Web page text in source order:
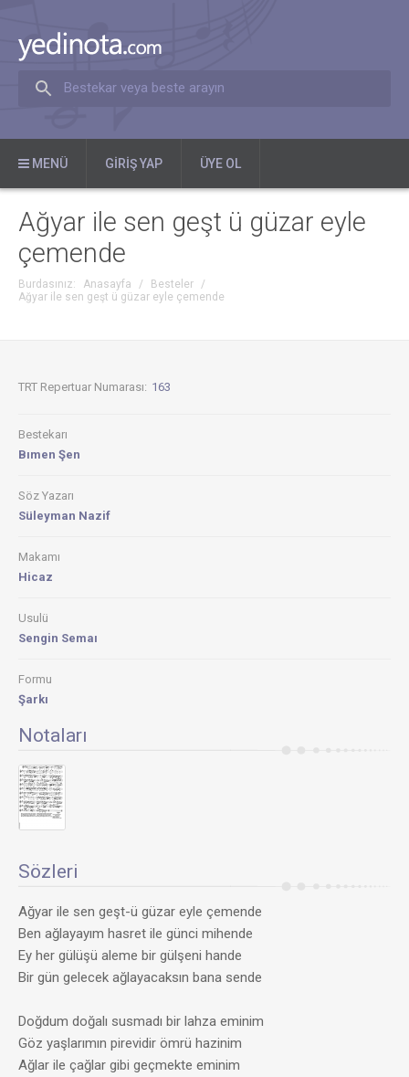
Bestekar veya beste arayın
MENÜ GIRIŞ YAP ÜYE OL
Ağyar ile sen geşt ü güzar eyle
çemende
Burdasınız: Anasayfa / Besteler
/
Ağyar ile sen geşt ü güzar eyle çemende
TRT Repertuar Numarası: 163
Bestekarı
Bımen Şen
Söz Yazarı
Süleyman Nazif
Makamı
Hicaz
Usulü
Sengin Semaı
Formu
Şarkı
Notaları
Sözleri
Ağyar ile sen geşt-ü güzar eyle çemende
Ben ağlayayım hasret ile günci mihende
Ey her gülüşü aleme bir gülşeni hande
Bir gün gelecek ağlayacaksın bana sende
Doğdum doğalı susmadı bir lahza eminim
Göz yaşlarımın pirevidir ömrü hazinim
Ağlar ile çağlar gibi geçmekte eminim